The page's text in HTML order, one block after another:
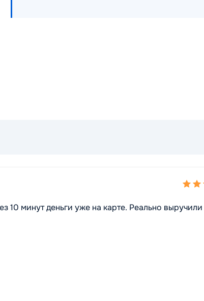
10 минут деньги уже на карте. Реально